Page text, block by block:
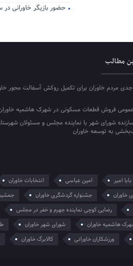
حضور بازیگر خاورانی در
مطالب
جدی مردم خاوران برای تکمیل روکش آسفالت محور
عمومی فروش قطعات مسکونی در شهرک هاشمیه
شورای شهر با نماینده مجلس و مسئولان
به توسعه خاوران
امیر امین عباسی انتخابات خاوران
خاوران جشنواره گردشگری خاوران
رضایی کوچی نماینده جهرم و خفر در مجلس
هاشمیه خاوران شورای شهر خاوران
ورزشکاران خاورانی کالابرگ خاوران